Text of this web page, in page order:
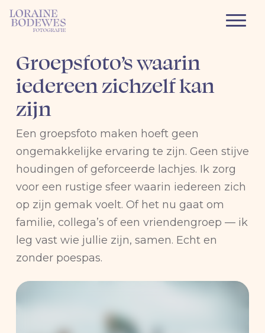
Groepsfoto’s waarin
iedereen zichzelf kan
zijn
Een groepsfoto maken hoeft geen
ongemakkelijke ervaring te zijn. Geen stijve
houdingen of geforceerde lachjes. Ik zorg
voor een rustige sfeer waarin iedereen zich
op zijn gemak voelt. Of het nu gaat om
familie, collega’s of een vriendengroep — ik
leg vast wie jullie zijn, samen. Echt en
zonder poespas.